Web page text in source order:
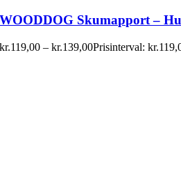
WOODDOG Skumapport –
kr.119,00 – kr.139,00Prisinterval: